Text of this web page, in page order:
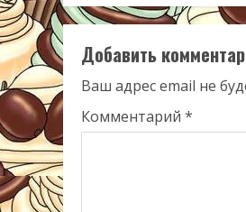
Добавить
Ваш адрес email не
Комментарий *